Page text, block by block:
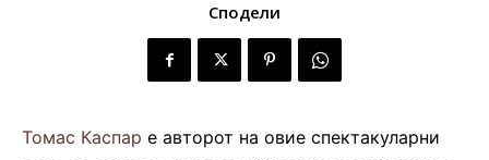
Сподели
Томас Каспар е авторот на овие спектакуларни